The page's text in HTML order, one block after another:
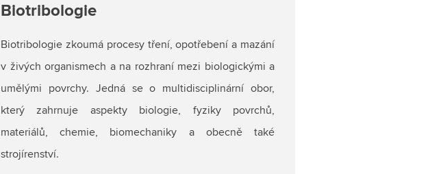
Biotribologie
Biotribologie zkoumá procesy tření, opotřebení a mazání
v živých organismech a na rozhraní mezi biologickými a
umělými povrchy. Jedná se o multidisciplinární obor,
který zahrnuje aspekty biologie, fyziky povrchů,
materiálů, chemie, biomechaniky a obecně také
strojírenství.